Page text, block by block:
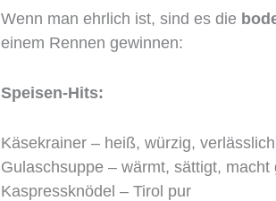
Wenn man ehrlich ist, sind es die
einem Rennen gewinnen:
Speisen-Hits:
Käsekrainer – heiß, würzig, verlässlich
Gulaschsuppe – wärmt, sättigt, macht
Kaspressknödel – Tirol pur